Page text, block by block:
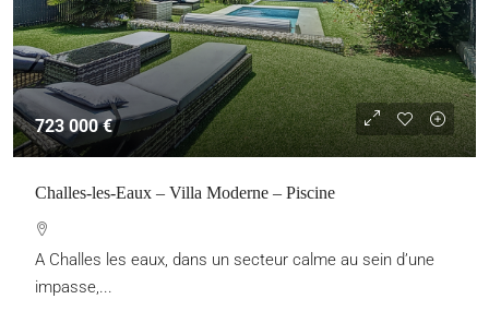
723 000 €
Challes-les-Eaux – Villa Moderne – Piscine
A Challes les eaux, dans un secteur calme au sein d’une
impasse,...